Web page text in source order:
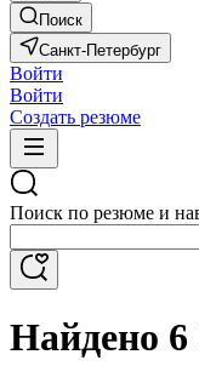
Поиск
Санкт-Петербург
Войти
Войти
Создать резюме
Поиск по резюме и
Найдено 6